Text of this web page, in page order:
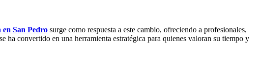
San Pedro surge como respuesta a este cambio, ofreciendo a profesionales,
convertido en una herramienta estratégica para quienes valoran su tiempo y